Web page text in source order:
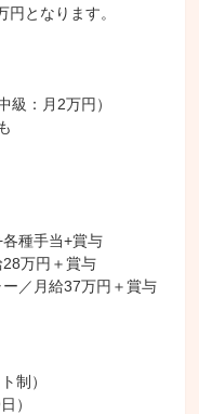
となります。
級：月2万円）
種手当+賞与
万円＋賞与
／月給37万円＋賞与
制）
）